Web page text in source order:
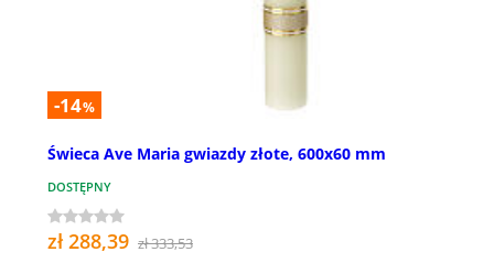
-14%
Świeca Ave Maria gwiazdy złote, 600x60 mm
DOSTĘPNY
zł 288,39 zł 333,53